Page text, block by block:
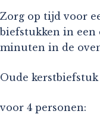
Zorg op tijd voor
biefstukken in een
minuten in de
Oude kerstbiefstuk
voor 4 personen: